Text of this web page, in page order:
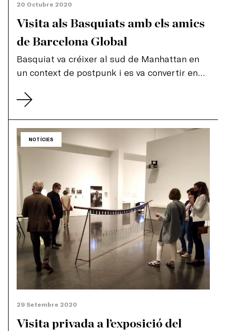
20 Octubre 2020
Visita als Basquiats amb els amics
de Barcelona Global
Basquiat va créixer al sud de Manhattan en
un context de postpunk i es va convertir en
segona meitat de segle XX. Les seves imatges
inscripcions sobre les teles, denoten el seu
interès per la música, els músics que
admirava, el cinema, la televisió i la literatura.
Amb un art de gran força plàstica, ple de
fúria i de ràbia, aquest artista afroamericà -
els orígens es remuntaven a la cultura
haitiana i porto-riquenya, tot i procedir de la
classe mitjana de Brooklyn- es va relacionar...
NOTÍCIES
29 Setembre 2020
Visita privada a l’exposició del